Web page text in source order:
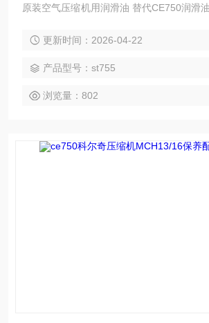
原装空气压缩机用润滑油 替代CE750润滑
型，包括MCH-6,MCH-13 ,MCH-16,MCH-
更新时间：2026-04-22
产品型号：st755
浏览量：802